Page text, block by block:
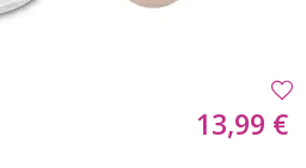
13,99 €